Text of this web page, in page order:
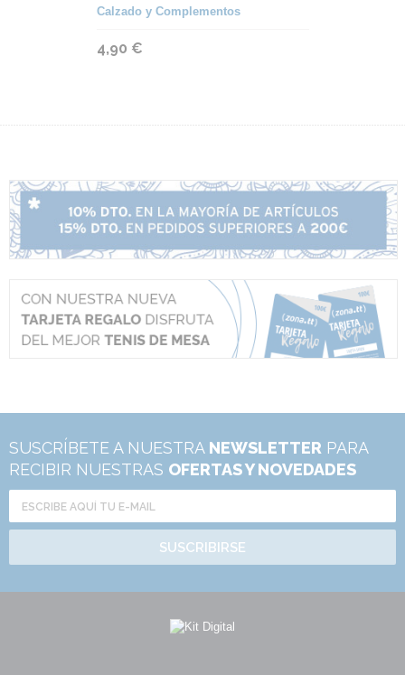
Calzado y Complementos
4,90 €
SUSCRÍBETE A NUESTRA NEWSLETTER PARA
RECIBIR NUESTRAS OFERTAS Y NOVEDADES
SUSCRIBIRSE